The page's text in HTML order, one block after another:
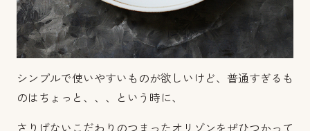
シンプルで使いやすいものが欲しいけど、普通すぎるも
のはちょっと、、、という時に、
さりげないこだわりのつまったオリゾンをぜひつかって